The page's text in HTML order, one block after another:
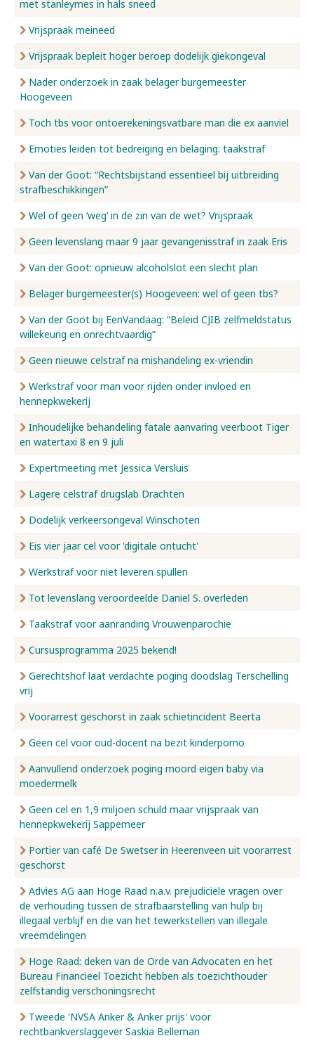
met stanleymes in hals sneed
Vrijspraak meineed
Vrijspraak bepleit hoger beroep dodelijk giekongeval
Nader onderzoek in zaak belager burgemeester
Hoogeveen
Toch tbs voor ontoerekeningsvatbare man die ex aanviel
Emoties leiden tot bedreiging en belaging: taakstraf
Van der Goot: “Rechtsbijstand essentieel bij uitbreiding
strafbeschikkingen”
Wel of geen ‘weg’ in de zin van de wet? Vrijspraak
Geen levenslang maar 9 jaar gevangenisstraf in zaak Eris
Van der Goot: opnieuw alcoholslot een slecht plan
Belager burgemeester(s) Hoogeveen: wel of geen tbs?
Van der Goot bij EenVandaag: “Beleid CJIB zelfmeldstatus
willekeurig en onrechtvaardig”
Geen nieuwe celstraf na mishandeling ex-vriendin
Werkstraf voor man voor rijden onder invloed en
hennepkwekerij
Inhoudelijke behandeling fatale aanvaring veerboot Tiger
en watertaxi 8 en 9 juli
Expertmeeting met Jessica Versluis
Lagere celstraf drugslab Drachten
Dodelijk verkeersongeval Winschoten
Eis vier jaar cel voor 'digitale ontucht'
Werkstraf voor niet leveren spullen
Tot levenslang veroordeelde Daniel S. overleden
Taakstraf voor aanranding Vrouwenparochie
Cursusprogramma 2025 bekend!
Gerechtshof laat verdachte poging doodslag Terschelling
vrij
Voorarrest geschorst in zaak schietincident Beerta
Geen cel voor oud-docent na bezit kinderporno
Aanvullend onderzoek poging moord eigen baby via
moedermelk
Geen cel en 1,9 miljoen schuld maar vrijspraak van
hennepkwekerij Sappemeer
Portier van café De Swetser in Heerenveen uit voorarrest
geschorst
Advies AG aan Hoge Raad n.a.v. prejudiciële vragen over
de verhouding tussen de strafbaarstelling van hulp bij
illegaal verblijf en die van het tewerkstellen van illegale
vreemdelingen
Hoge Raad: deken van de Orde van Advocaten en het
Bureau Financieel Toezicht hebben als toezichthouder
zelfstandig verschoningsrecht
Tweede 'NVSA Anker & Anker prijs' voor
rechtbankverslaggever Saskia Belleman